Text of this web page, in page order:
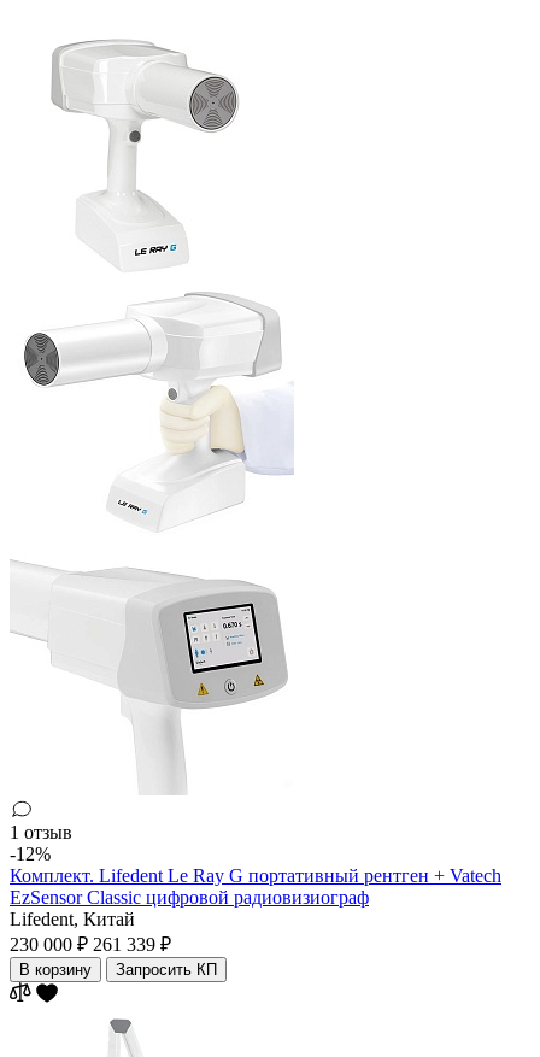
1 отзыв
-12%
Комплект. Lifedent Le Ray G портативный рентген + Vatech
EzSensor Classic цифровой радиовизиограф
Lifedent, Китай
230 000 ₽ 261 339 ₽
В корзину Запросить КП